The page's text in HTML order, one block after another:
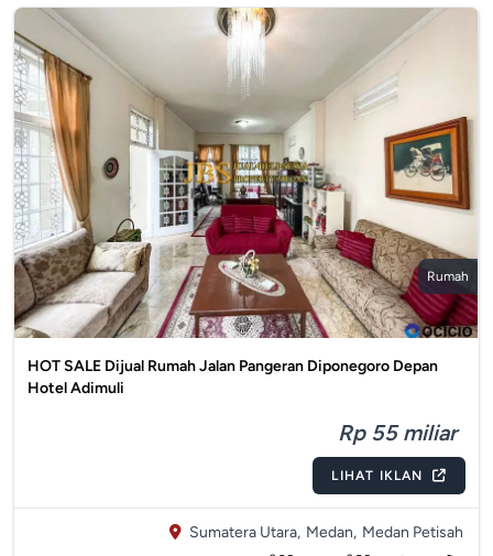
Rumah
HOT SALE Dijual Rumah Jalan Pangeran Diponegoro Depan
Hotel Adimuli
Rp 55 miliar
LIHAT IKLAN
Sumatera Utara, Medan, Medan Petisah